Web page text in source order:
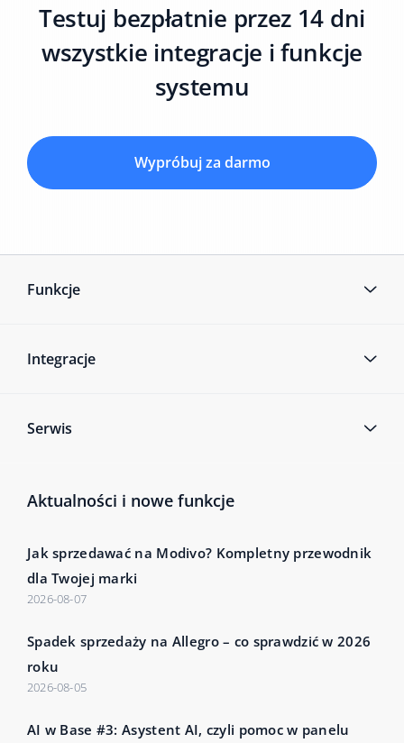
Testuj bezpłatnie przez 14 dni
wszystkie integracje i funkcje
systemu
Wypróbuj za darmo
Funkcje
Integracje
Serwis
Aktualności i nowe funkcje
Jak sprzedawać na Modivo? Kompletny przewodnik
dla Twojej marki
2026-08-07
Spadek sprzedaży na Allegro – co sprawdzić w 2026
roku
2026-08-05
AI w Base #3: Asystent AI, czyli pomoc w panelu